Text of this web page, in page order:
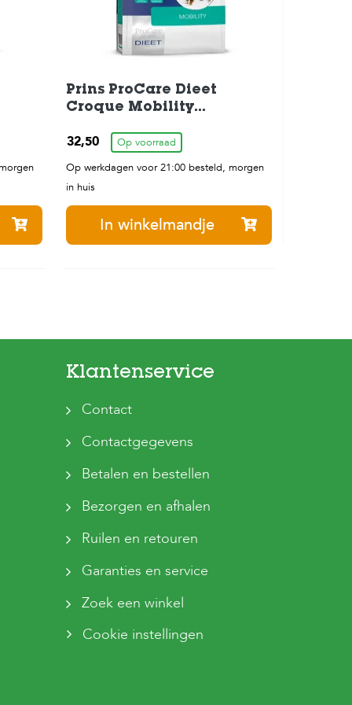
Prins ProCare Dieet
Croque Mobility
32,50
Op voorraad
Op werkdagen voor 21:00 besteld, morgen
in huis
In winkelmandje
Klantenservice
Contact
Contactgegevens
Betalen en bestellen
Bezorgen en afhalen
Ruilen en retouren
Garanties en service
Zoek een winkel
Cookie instellingen